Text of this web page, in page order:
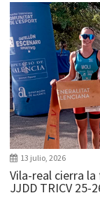
13 julio, 2026
Vila-real cierra
JJDD TRICV 25-